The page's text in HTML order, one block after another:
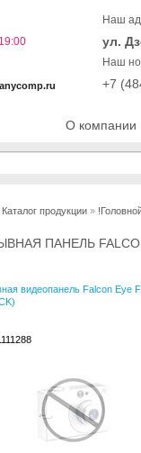
О компании
Наш
ул.
Наш
+7
Каталог продукции »
ПАНЕЛЬ
видеопанель Falcon Eye